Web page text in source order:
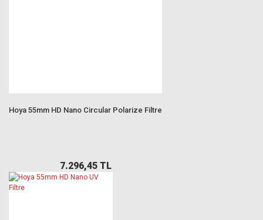
Hoya 55mm HD Nano Circular Polarize Filtre
7.296,45 TL